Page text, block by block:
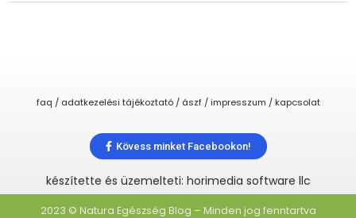
faq / adatkezelési tájékoztató / ászf / impresszum / kapcsolat
Kövess minket Facebookon!
készítette és üzemelteti: horimedia software llc
2023 © Natura Egészség Blog – Minden jog fenntartva